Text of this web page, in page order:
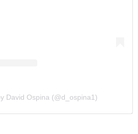
David Ospina (@d_ospina1)